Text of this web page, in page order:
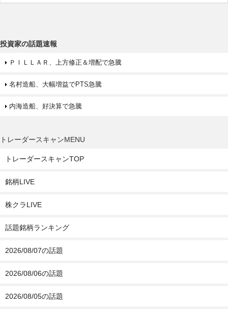
投資家の話題速報
ＰＩＬＬＡＲ、上方修正＆増配で急騰
名村造船、大幅増益でPTS急騰
内海造船、好決算で急騰
トレーダースキャンMENU
トレーダースキャンTOP
銘柄LIVE
株クラLIVE
話題銘柄ランキング
2026/08/07の話題
2026/08/06の話題
2026/08/05の話題